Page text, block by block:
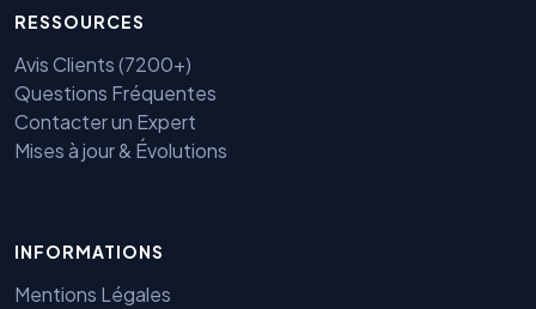
RESSOURCES
Avis Clients (7200+)
Questions Fréquentes
Contacter un Expert
Mises à jour & Évolutions
INFORMATIONS
Mentions Légales